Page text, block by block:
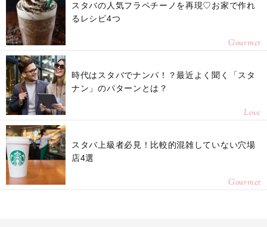
スタバの人気フラペチーノを再現♡お家で作れ
るレシピ4つ
Gourmet
時代はスタバでナンパ！？最近よく聞く「スタ
ナン」のパターンとは？
Love
スタバ上級者必見！比較的混雑していない穴場
店4選
Gourmet